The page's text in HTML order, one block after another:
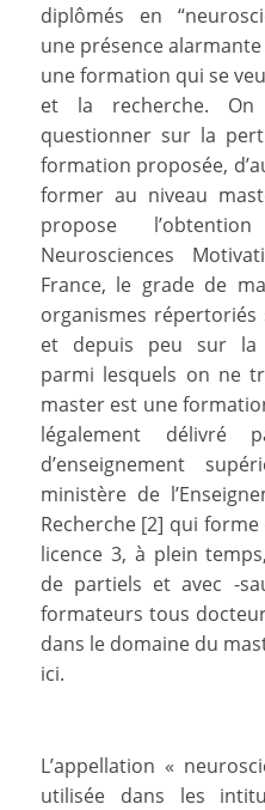
diplômés en
une présence
une formation qui se
et la recherche. On
questionner sur la
formation proposée,
former au niveau
propose
Neurosciences
France, le grade de
organismes répertoriés
et depuis peu sur la
parmi lesquels on ne
master est une
légalement délivré
d’enseignement
ministère de
Recherche [2] qui
licence 3, à plein
de partiels et avec -
formateurs tous
dans le domaine du
ici.
L’appellation «
utilisée dans les